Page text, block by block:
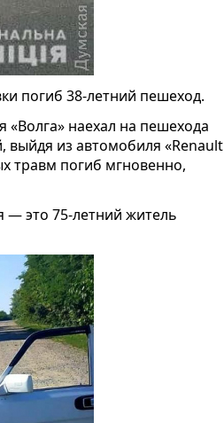
погиб 38-летний пешеход.
наехал на пешехода
из автомобиля «Renault
травм погиб мгновенно,
— это 75-летний житель